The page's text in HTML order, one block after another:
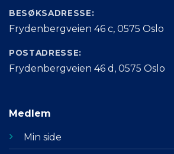
BESØKSADRESSE:
Frydenbergveien 46 c, 0575 Oslo
POSTADRESSE:
Frydenbergveien 46 d, 0575 Oslo
Medlem
Min side